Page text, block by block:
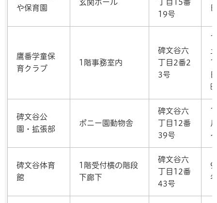
や保育園
玄関ホール
丁目15番
19号
鷹番学童保
育クラブ
1階事務室内
碑文谷六
丁目2番2
3号
碑文谷公
園・拡張部
ポニー園動物舎
碑文谷六
丁目12番
39号
碑文谷体育
館
1階受付横の階段
下廊下
碑文谷六
丁目12番
43号
9